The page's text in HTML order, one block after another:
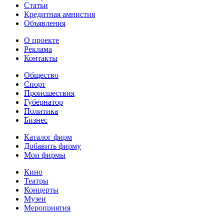
Статьи
Кредитная амнистия
Объявления
О проекте
Реклама
Контакты
Общество
Спорт
Происшествия
Губернатор
Политика
Бизнес
Каталог фирм
Добавить фирму
Мои фирмы
Кино
Театры
Концерты
Музеи
Мероприятия